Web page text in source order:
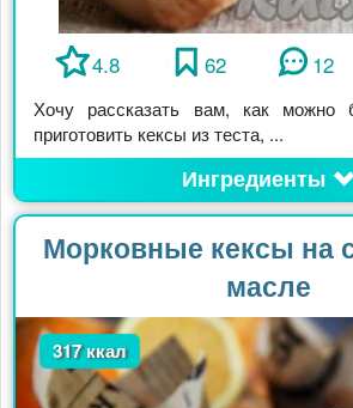
4.8 62 12
Хочу рассказать вам, как можно
приготовить кексы из теста, ...
Ингредиенты
Морковные кексы на
масле
317 ккал